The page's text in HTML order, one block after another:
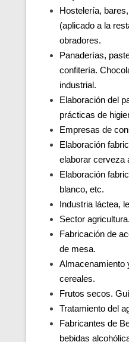
Hostelería,
(aplicado a la
obradores.
Panaderías,
confitería.
industrial.
Elaboración del
prácticas de
Empresas de
Elaboración
elaborar cerveza
Elaboración
blanco, etc.
Industria láctea,
Sector agricultura.
Fabricación de
de mesa.
Almacenamiento
cereales.
Frutos secos.
Tratamiento del
Fabricantes de
bebidas